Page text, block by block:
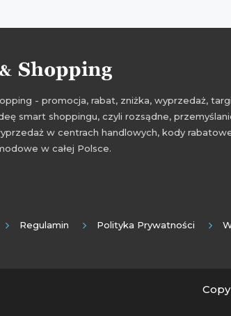
- promocja, rabat, zniżka, wyprzedaż,
smart shoppingu, czyli rozsądne,
w centrach handlowych, kody
w całej Polsce.
Regulamin Polityka Prywatności